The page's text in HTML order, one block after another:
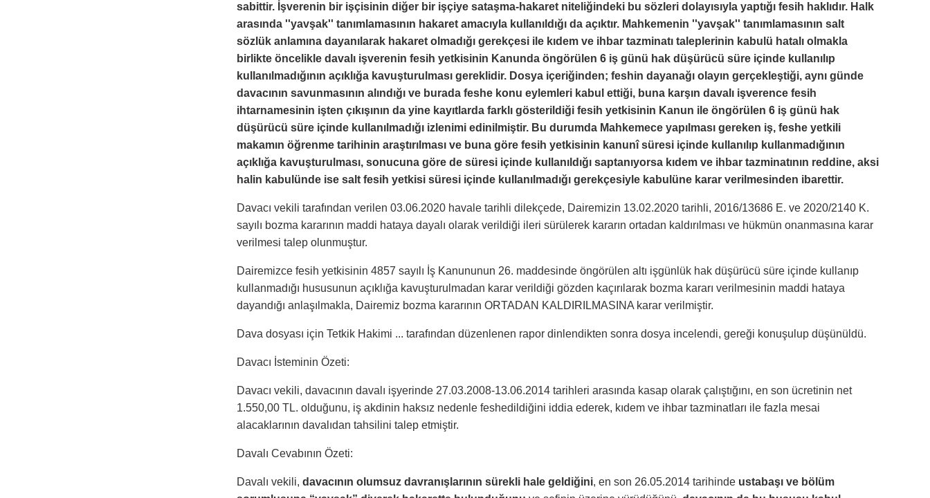
sabittir. İşverenin bir işçisinin diğer bir işçiye sataşma-hakaret niteliğindeki bu sözleri dolayısıyla yaptığı fesih haklıdır. Halk
arasında ''yavşak'' tanımlamasının hakaret amacıyla kullanıldığı da açıktır. Mahkemenin ''yavşak'' tanımlamasının salt
sözlük anlamına dayanılarak hakaret olmadığı gerekçesi ile kıdem ve ihbar tazminatı taleplerinin kabulü hatalı olmakla
birlikte öncelikle davalı işverenin fesih yetkisinin Kanunda öngörülen 6 iş günü hak düşürücü süre içinde kullanılıp
kullanılmadığının açıklığa kavuşturulması gereklidir. Dosya içeriğinden; feshin dayanağı olayın gerçekleştiği, aynı günde
davacının savunmasının alındığı ve burada feshe konu eylemleri kabul ettiği, buna karşın davalı işverence fesih
ihtarnamesinin işten çıkışının da yine kayıtlarda farklı gösterildiği fesih yetkisinin Kanun ile öngörülen 6 iş günü hak
düşürücü süre içinde kullanılmadığı izlenimi edinilmiştir. Bu durumda Mahkemece yapılması gereken iş, feshe yetkili
makamın öğrenme tarihinin araştırılması ve buna göre fesih yetkisinin kanunî süresi içinde kullanılıp kullanmadığının
açıklığa kavuşturulması, sonucuna göre de süresi içinde kullanıldığı saptanıyorsa kıdem ve ihbar tazminatının reddine, aksi
halin kabulünde ise salt fesih yetkisi süresi içinde kullanılmadığı gerekçesiyle kabulüne karar verilmesinden ibarettir.
Davacı vekili tarafından verilen 03.06.2020 havale tarihli dilekçede, Dairemizin 13.02.2020 tarihli, 2016/13686 E. ve 2020/2140 K.
sayılı bozma kararının maddi hataya dayalı olarak verildiği ileri sürülerek kararın ortadan kaldırılması ve hükmün onanmasına karar
verilmesi talep olunmuştur.
Dairemizce fesih yetkisinin 4857 sayılı İş Kanununun 26. maddesinde öngörülen altı işgünlük hak düşürücü süre içinde kullanıp
kullanmadığı hususunun açıklığa kavuşturulmadan karar verildiği gözden kaçırılarak bozma kararı verilmesinin maddi hataya
dayandığı anlaşılmakla, Dairemiz bozma kararının ORTADAN KALDIRILMASINA karar verilmiştir.
Dava dosyası için Tetkik Hakimi ... tarafından düzenlenen rapor dinlendikten sonra dosya incelendi, gereği konuşulup düşünüldü.
Davacı İsteminin Özeti:
Davacı vekili, davacının davalı işyerinde 27.03.2008-13.06.2014 tarihleri arasında kasap olarak çalıştığını, en son ücretinin net
1.550,00 TL. olduğunu, iş akdinin haksız nedenle feshedildiğini iddia ederek, kıdem ve ihbar tazminatları ile fazla mesai
alacaklarının davalıdan tahsilini talep etmiştir.
Davalı Cevabının Özeti:
Davalı vekili, davacının olumsuz davranışlarının sürekli hale geldiğini, en son 26.05.2014 tarihinde ustabaşı ve bölüm